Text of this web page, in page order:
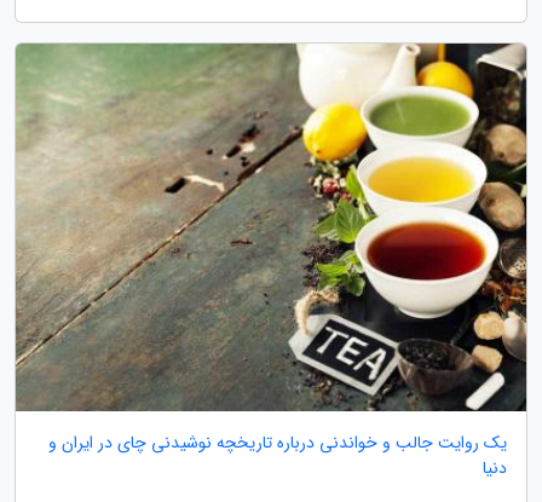
یک روایت جالب و خواندنی درباره تاریخچه نوشیدنی چای در ایران و
دنیا